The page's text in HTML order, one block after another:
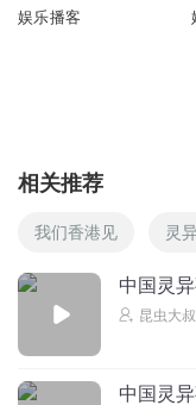
娱乐播客
相关推荐
我们香港见 灵
中国灵
昆虫大叔
中国灵